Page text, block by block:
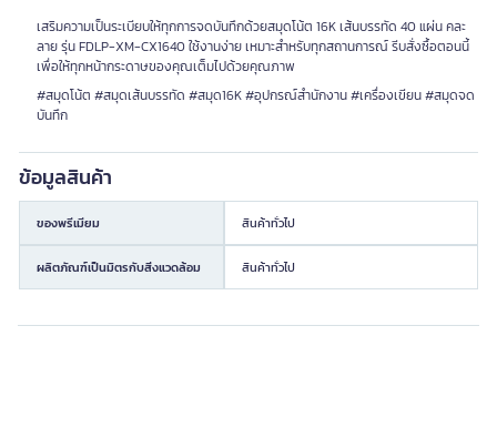
เสริมความเป็นระเบียบให้ทุกการจดบันทึกด้วยสมุดโน้ต 16K เส้นบรรทัด 40 แผ่น คละ
ลาย รุ่น FDLP-XM-CX1640 ใช้งานง่าย เหมาะสำหรับทุกสถานการณ์ รีบสั่งซื้อตอนนี้
เพื่อให้ทุกหน้ากระดาษของคุณเต็มไปด้วยคุณภาพ
#สมุดโน้ต #สมุดเส้นบรรทัด #สมุด16K #อุปกรณ์สำนักงาน #เครื่องเขียน #สมุดจด
บันทึก
ข้อมูลสินค้า
ของพรีเมียม สินค้าทั่วไป
ผลิตภัณฑ์เป็นมิตรกับสิ่งแวดล้อม สินค้าทั่วไป